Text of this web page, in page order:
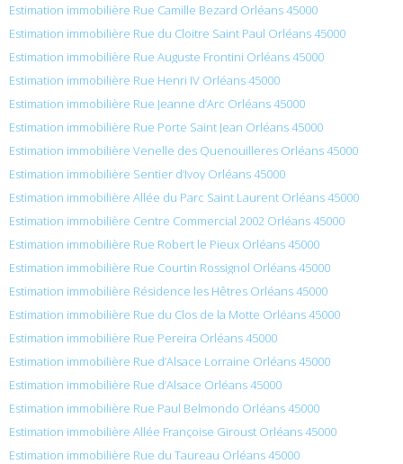
Estimation immobilière Rue Camille Bezard Orléans 45000
Estimation immobilière Rue du Cloitre Saint Paul Orléans 45000
Estimation immobilière Rue Auguste Frontini Orléans 45000
Estimation immobilière Rue Henri IV Orléans 45000
Estimation immobilière Rue Jeanne d’Arc Orléans 45000
Estimation immobilière Rue Porte Saint Jean Orléans 45000
Estimation immobilière Venelle des Quenouilleres Orléans 45000
Estimation immobilière Sentier d’Ivoy Orléans 45000
Estimation immobilière Allée du Parc Saint Laurent Orléans 45000
Estimation immobilière Centre Commercial 2002 Orléans 45000
Estimation immobilière Rue Robert le Pieux Orléans 45000
Estimation immobilière Rue Courtin Rossignol Orléans 45000
Estimation immobilière Résidence les Hêtres Orléans 45000
Estimation immobilière Rue du Clos de la Motte Orléans 45000
Estimation immobilière Rue Pereira Orléans 45000
Estimation immobilière Rue d’Alsace Lorraine Orléans 45000
Estimation immobilière Rue d’Alsace Orléans 45000
Estimation immobilière Rue Paul Belmondo Orléans 45000
Estimation immobilière Allée Françoise Giroust Orléans 45000
Estimation immobilière Rue du Taureau Orléans 45000